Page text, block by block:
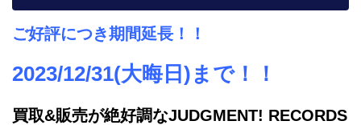
ご好評につき期間延長！！
2023/12/31(大晦日)まで！！
買取&販売が絶好調なJUDGMENT! RECORDS